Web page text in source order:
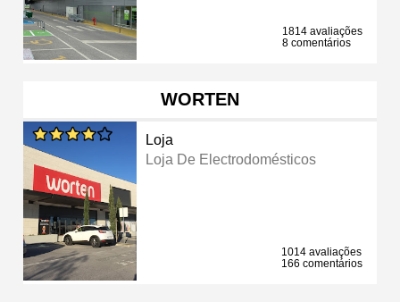
1814 avaliações
8 comentários
WORTEN
Loja
Loja De Electrodomésticos
1014 avaliações
166 comentários